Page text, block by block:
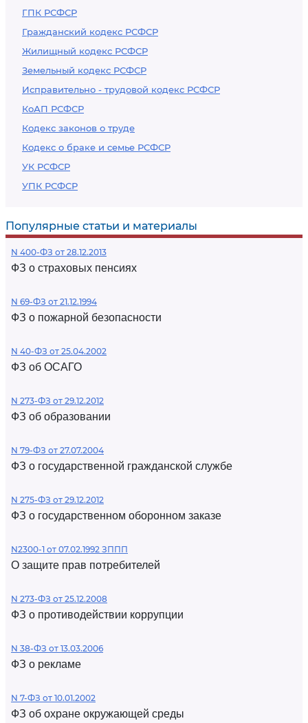
ГПК РСФСР
Гражданский кодекс РСФСР
Жилищный кодекс РСФСР
Земельный кодекс РСФСР
Исправительно - трудовой кодекс РСФСР
КоАП РСФСР
Кодекс законов о труде
Кодекс о браке и семье РСФСР
УК РСФСР
УПК РСФСР
Популярные статьи и материалы
N 400-ФЗ от 28.12.2013
ФЗ о страховых пенсиях
N 69-ФЗ от 21.12.1994
ФЗ о пожарной безопасности
N 40-ФЗ от 25.04.2002
ФЗ об ОСАГО
N 273-ФЗ от 29.12.2012
ФЗ об образовании
N 79-ФЗ от 27.07.2004
ФЗ о государственной гражданской службе
N 275-ФЗ от 29.12.2012
ФЗ о государственном оборонном заказе
N2300-1 от 07.02.1992 ЗППП
О защите прав потребителей
N 273-ФЗ от 25.12.2008
ФЗ о противодействии коррупции
N 38-ФЗ от 13.03.2006
ФЗ о рекламе
N 7-ФЗ от 10.01.2002
ФЗ об охране окружающей среды